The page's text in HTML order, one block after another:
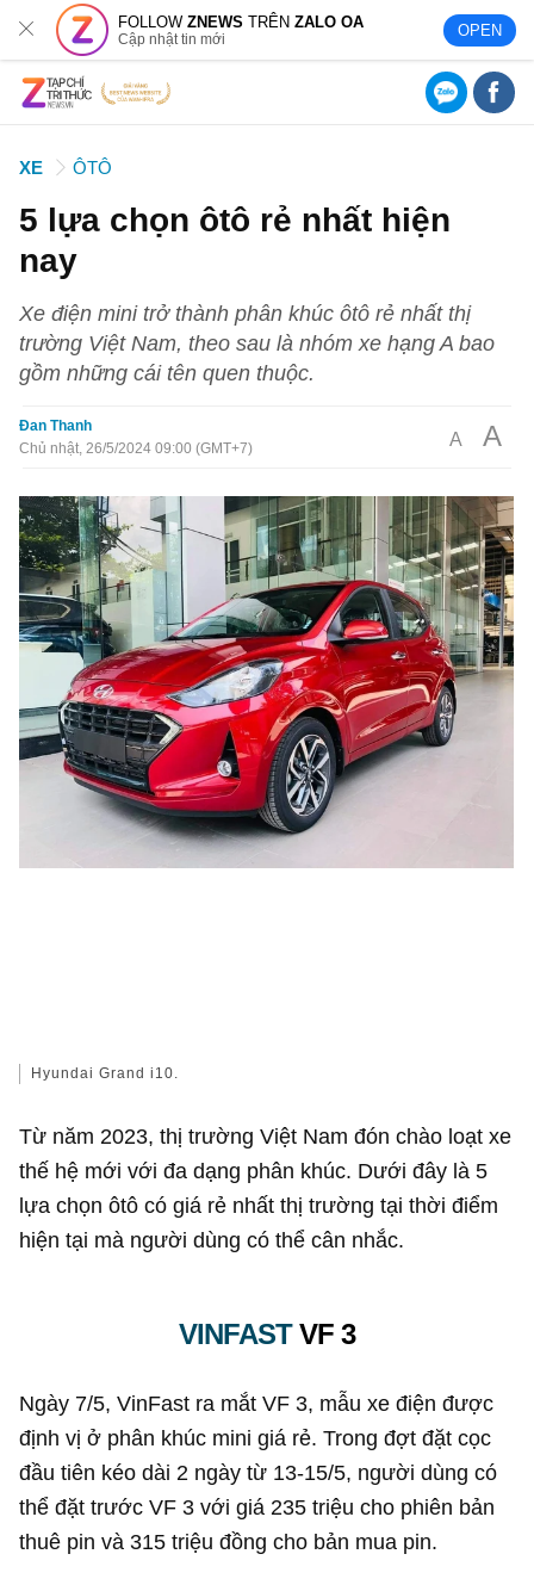
FOLLOWZNEWS TRÊNZALO OA
Cập nhật tin mới OPEN
XE ÔTÔ
5 lựa chọn ôtô rẻ nhất hiện
nay
Xe điện mini trở thành phân khúc ôtô rẻ nhất thị
trường Việt Nam, theo sau là nhóm xe hạng A bao
gồm những cái tên quen thuộc.
Đan Thanh
Chủ nhật, 26/5/2024 09:00 (GMT+7)
A A
Hyundai Grand i10.
Từ năm 2023, thị trường Việt Nam đón chào loạt xe
thế hệ mới với đa dạng phân khúc. Dưới đây là 5
lựa chọn ôtô có giá rẻ nhất thị trường tại thời điểm
hiện tại mà người dùng có thể cân nhắc.
VINFASTVF 3
Ngày 7/5, VinFast ra mắt VF 3, mẫu xe điện được
định vị ở phân khúc mini giá rẻ. Trong đợt đặt cọc
đầu tiên kéo dài 2 ngày từ 13-15/5, người dùng có
thể đặt trước VF 3 với giá 235 triệu cho phiên bản
thuê pin và 315 triệu đồng cho bản mua pin.